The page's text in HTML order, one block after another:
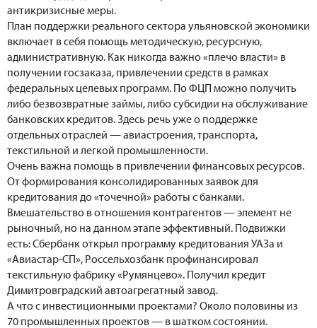
антикризисные меры.
План поддержки реального сектора ульяновской экономики
включает в себя помощь методическую, ресурсную,
административную. Как никогда важно «плечо власти» в
получении госзаказа, привлечении средств в рамках
федеральных целевых программ. По ФЦП можно получить
либо безвозвратные займы, либо субсидии на обслуживание
банковских кредитов. Здесь речь уже о поддержке
отдельных отраслей — авиастроения, транспорта,
текстильной и легкой промышленности.
Очень важна помощь в привлечении финансовых ресурсов.
От формирования консолидированных заявок для
кредитования до «точечной» работы с банками.
Вмешательство в отношения контрагентов — элемент не
рыночный, но на данном этапе эффективный. Подвижки
есть: Сбербанк открыл программу кредитования УАЗа и
«Авиастар-СП», Россельхозбанк профинансировал
текстильную фабрику «Румянцево». Получил кредит
Димитровградский автоагрегатный завод.
А что с инвестиционными проектами? Около половины из
70 промышленных проектов — в шатком состоянии.